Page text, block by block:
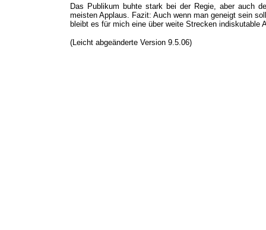
Das Publikum buhte stark bei der Regie, aber auch
meisten Applaus. Fazit: Auch wenn man geneigt sein
bleibt es für mich eine über weite Strecken indiskutable
(Leicht abgeänderte Version 9.5.06)